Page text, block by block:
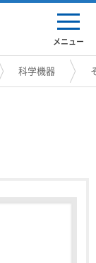
メニュー
科学機器